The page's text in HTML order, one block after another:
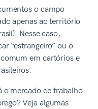
o campo
apenas ao território
Nesse caso,
“estrangeiro” ou o
em cartórios e
o mercado de trabalho
Veja algumas